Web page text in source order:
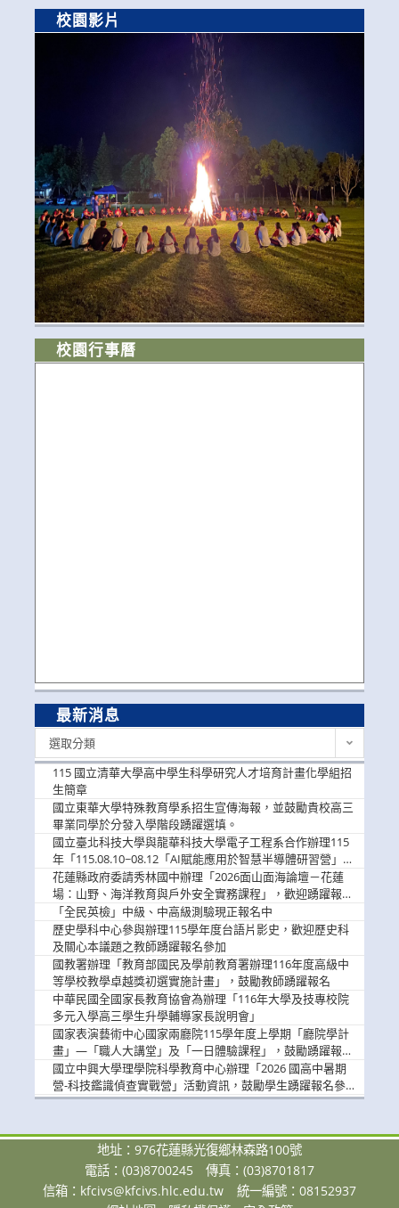
校園影片
校園行事曆
最新消息
選取分類
115 國立清華大學高中學生科學研究人才培育計畫化學組招
生簡章
國立東華大學特殊教育學系招生宣傳海報，並鼓勵貴校高三
畢業同學於分發入學階段踴躍選填。
國立臺北科技大學與龍華科技大學電子工程系合作辦理115
年「115.08.10~08.12「AI賦能應用於智慧半導體研習營」，
歡迎學生踴躍報名參加
花蓮縣政府委請秀林國中辦理「2026面山面海論壇－花蓮
場：山野、海洋教育與戶外安全實務課程」，歡迎踴躍報名
參加
「全民英檢」中級、中高級測驗現正報名中
歷史學科中心參與辦理115學年度台語片影史，歡迎歷史科
及關心本議題之教師踴躍報名參加
國教署辦理「教育部國民及學前教育署辦理116年度高級中
等學校教學卓越獎初選實施計畫」，鼓勵教師踴躍報名
中華民國全國家長教育協會為辦理「116年大學及技專校院
多元入學高三學生升學輔導家長說明會」
國家表演藝術中心國家兩廳院115學年度上學期「廳院學計
畫」—「職人大講堂」及「一日體驗課程」，鼓勵踴躍報名
參與。
國立中興大學理學院科學教育中心辦理「2026 國高中暑期
營-科技鑑識偵查實戰營」活動資訊，鼓勵學生踴躍報名參
加。
地址：976花蓮縣光復鄉林森路100號
電話：(03)8700245
傳真：(03)8701817
信箱： kfcivs@kfcivs.hlc.edu.tw
統一編號：08152937